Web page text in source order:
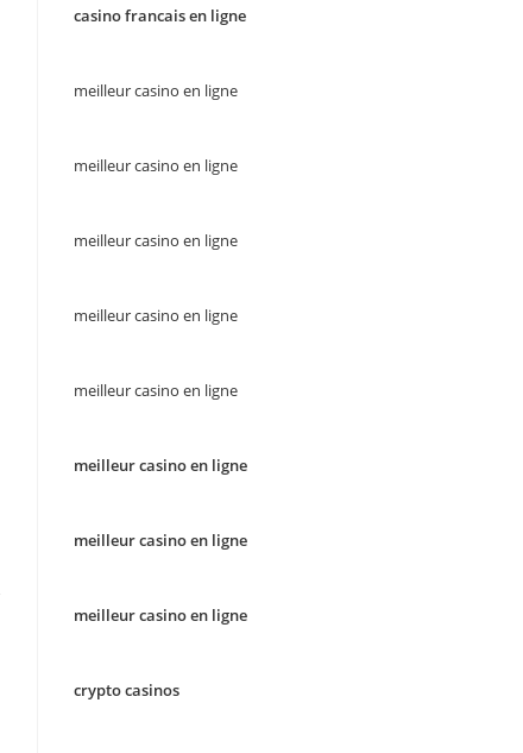
casino francais en ligne
meilleur casino en ligne
meilleur casino en ligne
meilleur casino en ligne
meilleur casino en ligne
meilleur casino en ligne
meilleur casino en ligne
meilleur casino en ligne
meilleur casino en ligne
crypto casinos